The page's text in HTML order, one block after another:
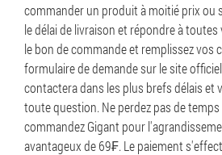
commander un produit à moitié prix ou
le délai de livraison et répondre à
le bon de commande et remplissez vos
formulaire de demande sur le site
contactera dans les plus brefs délais et
toute question. Ne perdez pas de temps
commandez Gigant pour
avantageux de 69₣. Le paiement